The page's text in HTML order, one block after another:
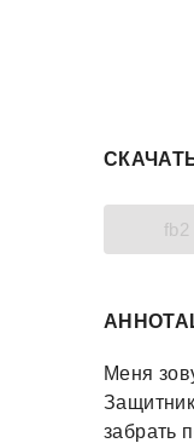
fb2
Меня
забрать